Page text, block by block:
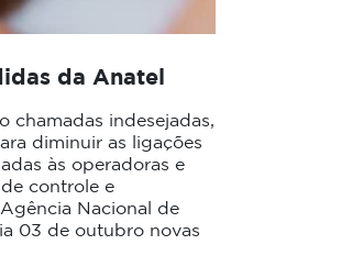
da Anatel
chamadas indesejadas,
diminuir as ligações
às operadoras e
controle e
Nacional de
03 de outubro novas